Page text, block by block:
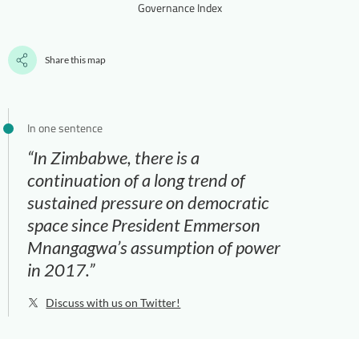
Governance Index
Share this map
In one sentence
“In Zimbabwe, there is a
continuation of a long trend of
sustained pressure on democratic
space since President Emmerson
Mnangagwa’s assumption of power
in 2017.”
Discuss with us on Twitter!